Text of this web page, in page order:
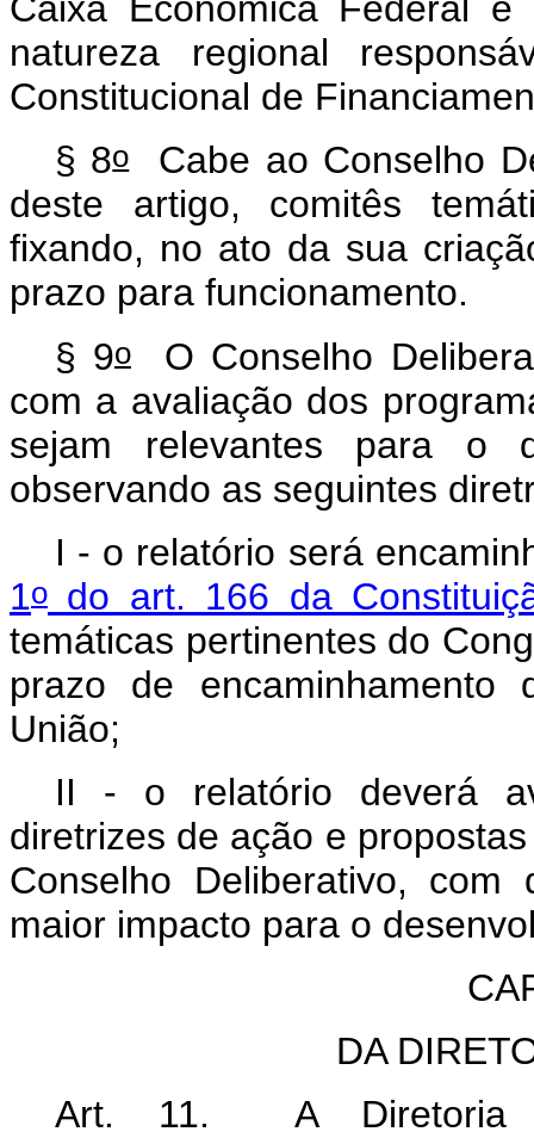
natureza regional
Constitucional de
§ 8oCabe ao Conselho
deste artigo, comitês
fixando, no ato da sua
prazo para funcionamento.
§ 9oO Conselho
com a avaliação dos
sejam relevantes para o
observando as seguintes
I - o relatório será
1o do art. 166 da
temáticas pertinentes do
prazo de
União;
II - o relatório deverá
diretrizes de ação e
Conselho Deliberativo,
maior impacto para o
DA
Art. 11. A Diretoria